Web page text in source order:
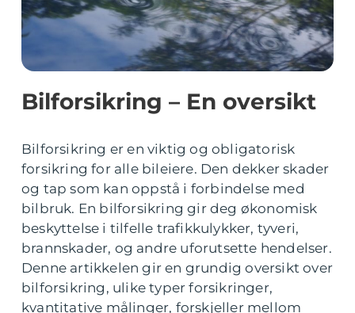
Bilforsikring – En oversikt
Bilforsikring er en viktig og obligatorisk
forsikring for alle bileiere. Den dekker skader
og tap som kan oppstå i forbindelse med
bilbruk. En bilforsikring gir deg økonomisk
beskyttelse i tilfelle trafikkulykker, tyveri,
brannskader, og andre uforutsette hendelser.
Denne artikkelen gir en grundig oversikt over
bilforsikring, ulike typer forsikringer,
kvantitative målinger, forskjeller mellom